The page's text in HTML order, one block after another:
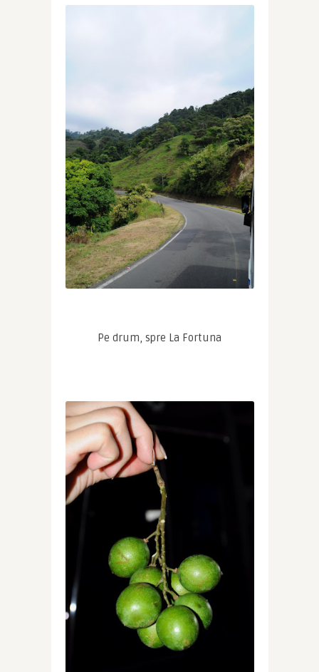
Pe drum, spre La Fortuna